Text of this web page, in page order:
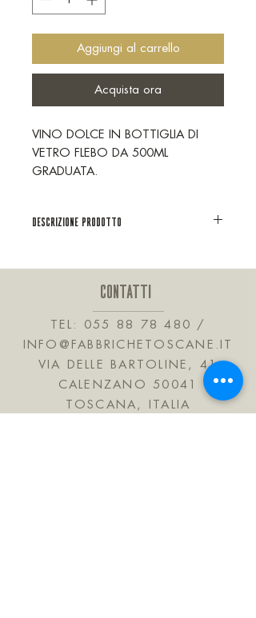
Aggiungi al carrello
Acquista ora
VINO DOLCE IN BOTTIGLIA DI
VETRO FLEBO DA 500ML
GRADUATA.
DESCRIZIONE PRODOTTO
CONTATTI
TEL: 055 88 78 480
/
INFO@FABBRICHETOSCANE.IT
VIA DELLE BARTOLINE, 41
CALENZANO 50041
TOSCANA, ITALIA